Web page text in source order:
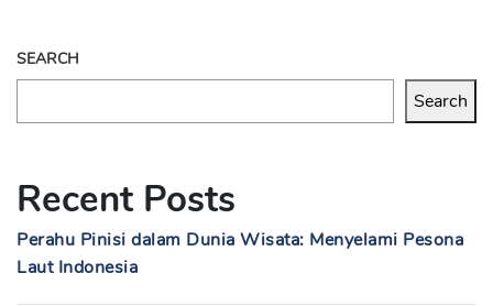
SEARCH
Search
Recent Posts
Perahu Pinisi dalam Dunia Wisata: Menyelami Pesona
Laut Indonesia